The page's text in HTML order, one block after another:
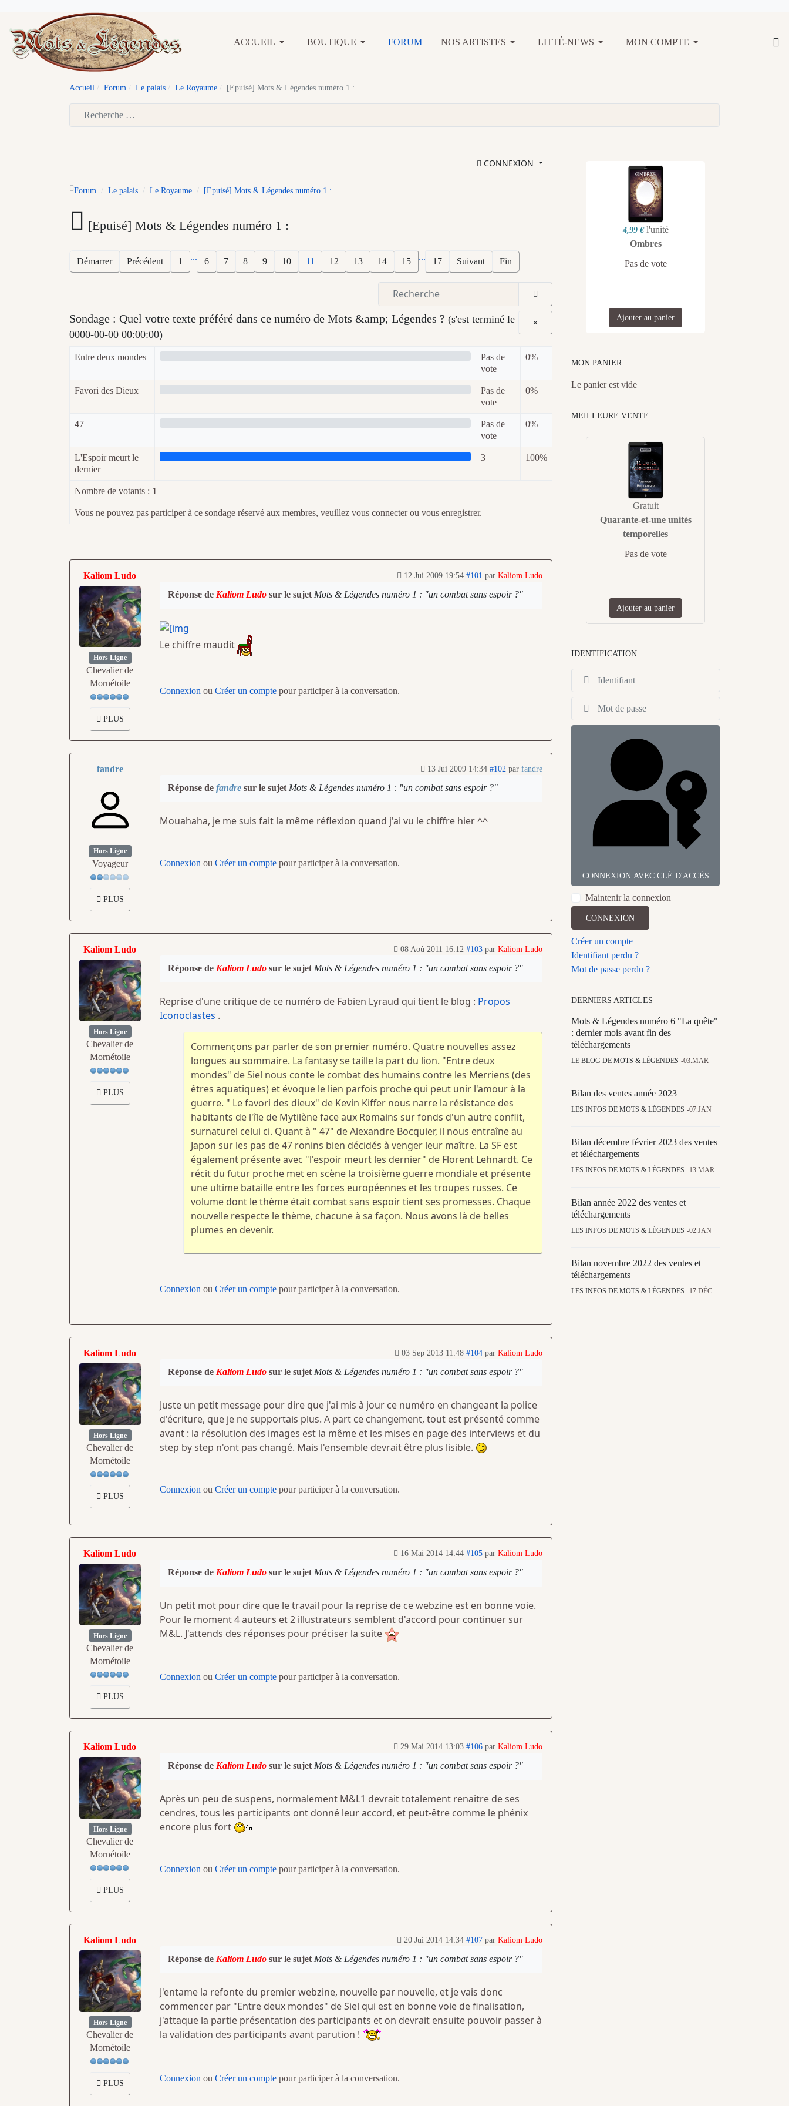
ACCUEIL BOUTIQUE FORUM NOS ARTISTES LITTÉ-NEWS MON COMPTE
Accueil Forum Le palais Le Royaume [Epuisé] Mots & Légendes numéro 1 :
CONNEXION
Forum Le palais Le Royaume [Epuisé] Mots & Légendes numéro 1 :
[Epuisé] Mots & Légendes numéro 1 :
Démarrer Précédent 1 ... 6 7 8 9 10 11 12 13 14 15 ... 17 Suivant Fin
×
Sondage : Quel votre texte préféré dans ce numéro de Mots &amp; Légendes ? (s'est terminé le
0000-00-00 00:00:00)
Entre deux mondes
Pas de
vote
0%
Favori des Dieux
Pas de
vote
0%
47
Pas de
vote
0%
L'Espoir meurt le
dernier
3 100%
Nombre de votants : 1
Vous ne pouvez pas participer à ce sondage réservé aux membres, veuillez vous connecter ou vous enregistrer.
Kaliom Ludo
Hors Ligne
Chevalier de
Mornétoile
PLUS
12 Jui 2009 19:54 #101 par Kaliom Ludo
Réponse de Kaliom Ludosur le sujet Mots & Légendes numéro 1 : "un combat sans espoir ?"
Le chiffre maudit
Connexion ou Créer un comptepour participer à la conversation.
fandre
Hors Ligne
Voyageur
PLUS
13 Jui 2009 14:34 #102 par fandre
Réponse de fandresur le sujet Mots & Légendes numéro 1 : "un combat sans espoir ?"
Mouahaha, je me suis fait la même réflexion quand j'ai vu le chiffre hier ^^
Connexion ou Créer un comptepour participer à la conversation.
Kaliom Ludo
Hors Ligne
Chevalier de
Mornétoile
PLUS
08 Aoû 2011 16:12 #103 par Kaliom Ludo
Réponse de Kaliom Ludosur le sujet Mots & Légendes numéro 1 : "un combat sans espoir ?"
Reprise d'une critique de ce numéro de Fabien Lyraud qui tient le blog : Propos
Iconoclastes .
Commençons par parler de son premier numéro. Quatre nouvelles assez
longues au sommaire. La fantasy se taille la part du lion. "Entre deux
mondes" de Siel nous conte le combat des humains contre les Merriens (des
êtres aquatiques) et évoque le lien parfois proche qui peut unir l'amour à la
guerre. " Le favori des dieux" de Kevin Kiffer nous narre la résistance des
habitants de l'île de Mytilène face aux Romains sur fonds d'un autre conflit,
surnaturel celui ci. Quant à " 47" de Alexandre Bocquier, il nous entraîne au
Japon sur les pas de 47 ronins bien décidés à venger leur maître. La SF est
également présente avec "l'espoir meurt les dernier" de Florent Lehnardt. Ce
récit du futur proche met en scène la troisième guerre mondiale et présente
une ultime bataille entre les forces européennes et les troupes russes. Ce
volume dont le thème était combat sans espoir tient ses promesses. Chaque
nouvelle respecte le thème, chacune à sa façon. Nous avons là de belles
plumes en devenir.
Connexion ou Créer un comptepour participer à la conversation.
Kaliom Ludo
Hors Ligne
Chevalier de
Mornétoile
PLUS
03 Sep 2013 11:48 #104 par Kaliom Ludo
Réponse de Kaliom Ludosur le sujet Mots & Légendes numéro 1 : "un combat sans espoir ?"
Juste un petit message pour dire que j'ai mis à jour ce numéro en changeant la police
d'écriture, que je ne supportais plus. A part ce changement, tout est présenté comme
avant : la résolution des images est la même et les mises en page des interviews et du
step by step n'ont pas changé. Mais l'ensemble devrait être plus lisible.
Connexion ou Créer un comptepour participer à la conversation.
Kaliom Ludo
Hors Ligne
Chevalier de
Mornétoile
PLUS
16 Mai 2014 14:44 #105 par Kaliom Ludo
Réponse de Kaliom Ludosur le sujet Mots & Légendes numéro 1 : "un combat sans espoir ?"
Un petit mot pour dire que le travail pour la reprise de ce webzine est en bonne voie.
Pour le moment 4 auteurs et 2 illustrateurs semblent d'accord pour continuer sur
M&L. J'attends des réponses pour préciser la suite
Connexion ou Créer un comptepour participer à la conversation.
Kaliom Ludo
Hors Ligne
Chevalier de
Mornétoile
PLUS
29 Mai 2014 13:03 #106 par Kaliom Ludo
Réponse de Kaliom Ludosur le sujet Mots & Légendes numéro 1 : "un combat sans espoir ?"
Après un peu de suspens, normalement M&L1 devrait totalement renaitre de ses
cendres, tous les participants ont donné leur accord, et peut-être comme le phénix
encore plus fort
Connexion ou Créer un comptepour participer à la conversation.
Kaliom Ludo
Hors Ligne
Chevalier de
Mornétoile
PLUS
20 Jui 2014 14:34 #107 par Kaliom Ludo
Réponse de Kaliom Ludosur le sujet Mots & Légendes numéro 1 : "un combat sans espoir ?"
J'entame la refonte du premier webzine, nouvelle par nouvelle, et je vais donc
commencer par "Entre deux mondes" de Siel qui est en bonne voie de finalisation,
j'attaque la partie présentation des participants et on devrait ensuite pouvoir passer à
la validation des participants avant parution !
Connexion ou Créer un comptepour participer à la conversation.
4,99 € l'unité
Ombres
Pas de vote
Ajouter au panier
MON PANIER
Le panier est vide
MEILLEURE VENTE
Gratuit
Quarante-et-une unités
temporelles
Pas de vote
Ajouter au panier
IDENTIFICATION
CONNEXION AVEC CLÉ D'ACCÈS
Maintenir la connexion
CONNEXION
Créer un compte
Identifiant perdu ?
Mot de passe perdu ?
DERNIERS ARTICLES
Mots & Légendes numéro 6 "La quête"
: dernier mois avant fin des
téléchargements
LE BLOG DE MOTS & LÉGENDES 03.MAR
Bilan des ventes année 2023
LES INFOS DE MOTS & LÉGENDES 07.JAN
Bilan décembre février 2023 des ventes
et téléchargements
LES INFOS DE MOTS & LÉGENDES 13.MAR
Bilan année 2022 des ventes et
téléchargements
LES INFOS DE MOTS & LÉGENDES 02.JAN
Bilan novembre 2022 des ventes et
téléchargements
LES INFOS DE MOTS & LÉGENDES 17.DÉC